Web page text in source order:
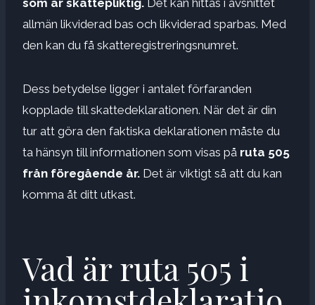
allmän likviderad bas och likviderad sparbas. Med
den kan du få skatteregistreringsnumret.
Dess betydelse ligger i antalet förfaranden
kopplade till skattedeklarationen. När det är din
tur att göra den faktiska deklarationen måste du
ta hänsyn till informationen som visas på ruta 505
från föregående år. Det är viktigt så att du kan
komma åt ditt utkast.
Vad är ruta 505 i